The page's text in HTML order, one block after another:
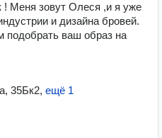
! Меня зовут Олеся ,и я уже
и дизайна бровей.
подобрать ваш образ на
35Бк2, ещё 1